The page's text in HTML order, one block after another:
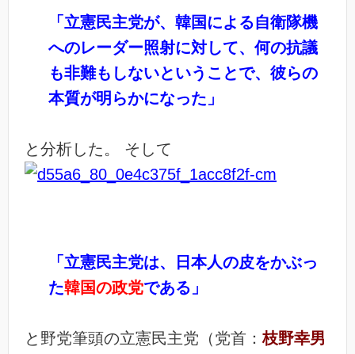
「立憲民主党が、韓国による自衛隊機
へのレーダー照射に対して、何の抗議
も非難もしないということで、彼らの
本質が明らかになった」
と分析した。 そして
「立憲民主党は、日本人の皮をかぶっ
た韓国の政党である」
と野党筆頭の立憲民主党（党首：枝野幸男